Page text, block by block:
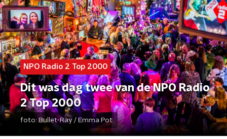
NPO Radio 2 Top 2000
Dit was dag twee van de NPO Radio
2 Top 2000
foto: Bullet-Ray / Emma Pot